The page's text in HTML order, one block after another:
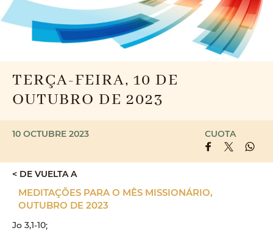
TERÇA-FEIRA, 10 DE
OUTUBRO DE 2023
10 OCTUBRE 2023 CUOTA
< DE VUELTA A
MEDITAÇÕES PARA O MÊS MISSIONÁRIO,
OUTUBRO DE 2023
Jo 3,1-10;